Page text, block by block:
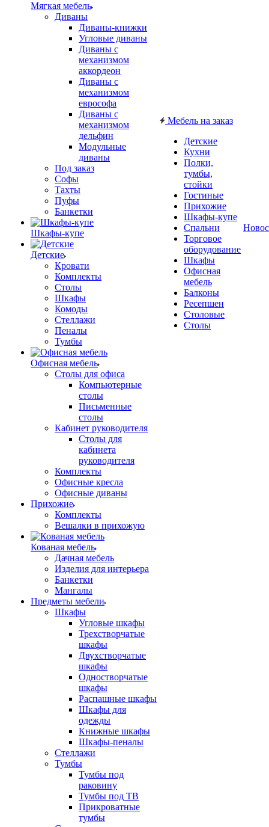
Мягкая мебель
Диваны
Диваны-книжки
Угловые диваны
Диваны с
механизмом
аккордеон
Диваны с
механизмом
еврософа
Диваны с
механизмом
дельфин
Модульные
диваны
Под заказ
Софы
Тахты
Пуфы
Банкетки
Шкафы-купе
Детские
Кровати
Комплекты
Столы
Шкафы
Комоды
Стеллажи
Пеналы
Тумбы
Офисная мебель
Столы для офиса
Компьютерные
столы
Письменные
столы
Кабинет руководителя
Столы для
кабинета
руководителя
Комплекты
Офисные кресла
Офисные диваны
Прихожие
Комплекты
Вешалки в прихожую
Кованая мебель
Дачная мебель
Изделия для интерьера
Банкетки
Мангалы
Предметы мебели
Шкафы
Угловые шкафы
Трехстворчатые
шкафы
Двухстворчатые
шкафы
Одностворчатые
шкафы
Распашные шкафы
Шкафы для
одежды
Книжные шкафы
Шкафы-пеналы
Стеллажи
Тумбы
Тумбы под
раковину
Тумбы под ТВ
Прикроватные
тумбы
Мебель на заказ
Детские
Кухни
Полки,
тумбы,
стойки
Гостиные
Прихожие
Шкафы-купе
Спальни
Торговое
оборудование
Шкафы
Офисная
мебель
Балконы
Ресепшен
Столовые
Столы